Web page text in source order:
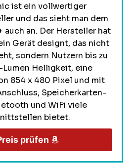
ist ein vollwertiger
und das sieht man dem
auch an. Der Hersteller hat
Gerät designt, das nicht
sondern Nutzern bis zu
Helligkeit, eine
854 x 480 Pixel und mit
Speicherkarten-
und WiFi viele
bietet.
prüfen